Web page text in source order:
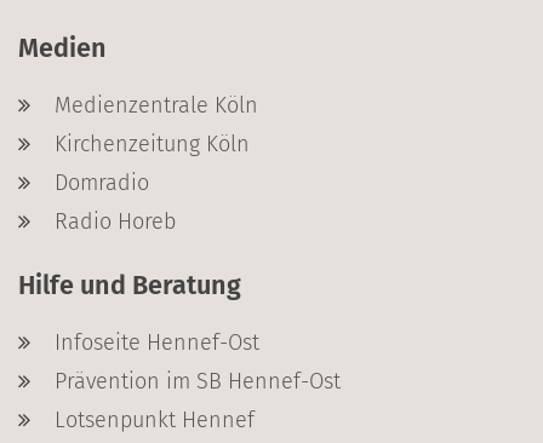
Medien
Medienzentrale Köln
Kirchenzeitung Köln
Domradio
Radio Horeb
Hilfe und Beratung
Infoseite Hennef-Ost
Prävention im SB Hennef-Ost
Lotsenpunkt Hennef